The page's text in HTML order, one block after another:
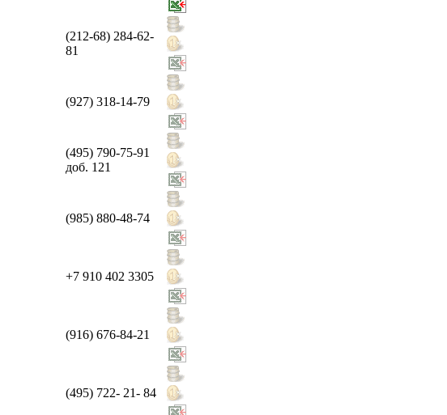
(212-68) 284-62-
81
(927) 318-14-79
(495) 790-75-91
доб. 121
(985) 880-48-74
+7 910 402 3305
(916) 676-84-21
(495) 722- 21- 84